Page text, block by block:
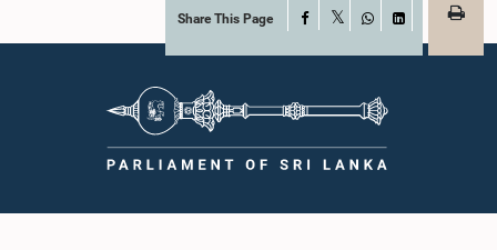
Share This Page Facebook
WhatsAppLinkedIn